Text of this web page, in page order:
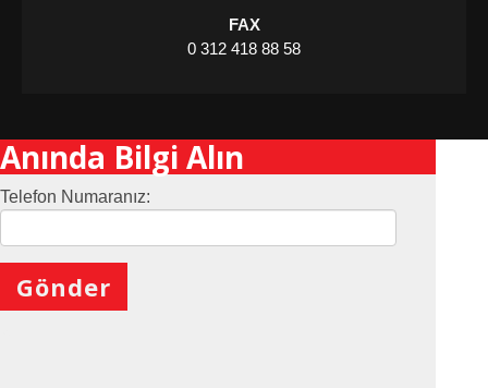
FAX
0 312 418 88 58
Anında Bilgi Alın
Telefon Numaranız: